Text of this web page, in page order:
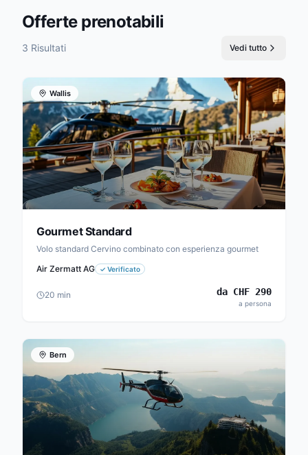
Offerte prenotabili
3 Risultati Vedi tutto
Wallis
Gourmet Standard
Volo standard Cervino combinato con esperienza gourmet
Air Zermatt AG
✓ Verificato
20 min da CHF 290
a persona
Bern